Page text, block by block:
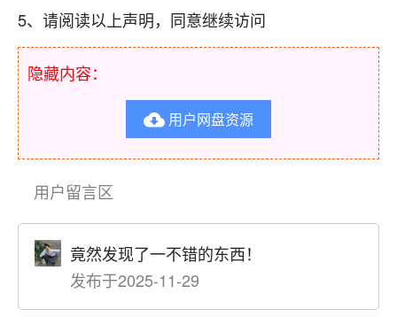
5、请阅读以上声明，同意继续访问
隐藏内容：
 用户网盘资源
用户留言区
竟然发现了一不错的东西！
发布于2025-11-29